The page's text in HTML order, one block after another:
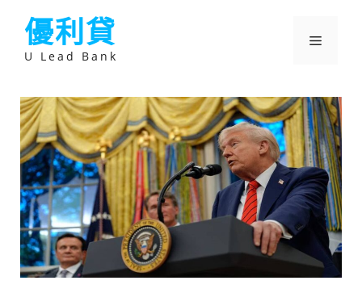
優利貸
U Lead Bank
選